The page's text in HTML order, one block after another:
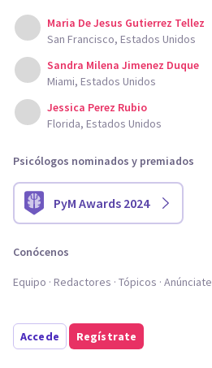
Maria De Jesus Gutierrez Tellez
San Francisco, Estados Unidos
Sandra Milena Jimenez Duque
Miami, Estados Unidos
Jessica Perez Rubio
Florida, Estados Unidos
Psicólogos nominados y premiados
PyM Awards 2024
Conócenos
Equipo Redactores Tópicos Anúnciate
Accede Regístrate